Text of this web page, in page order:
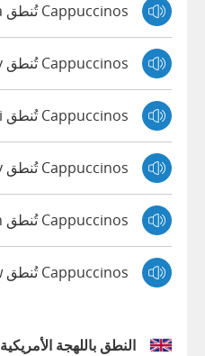
Cappuccinos تُنطق Kendra
Cappuccinos تُنطق Kimberly
Cappuccinos تُنطق Salli
Cappuccinos تُنطق Joey
Cappuccinos تُنطق Justin
Cappuccinos تُنطق Matthew
النطق باللهجة الأمريكية